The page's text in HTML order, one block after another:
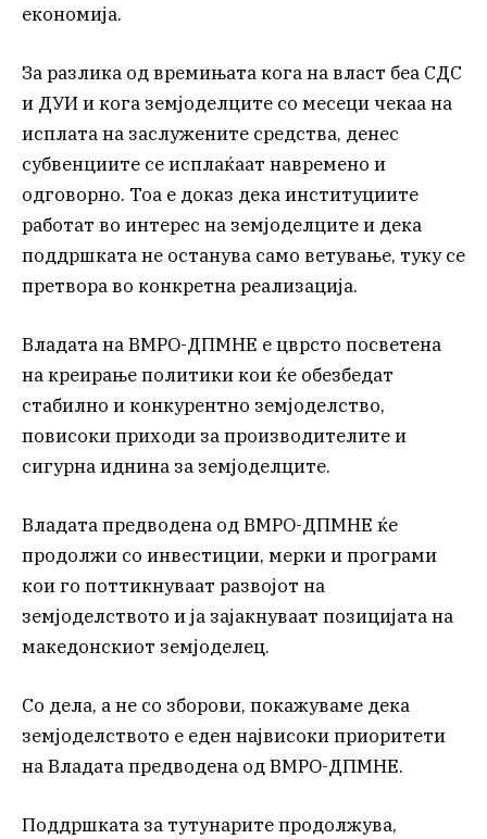
економија.
За разлика од времињата кога на власт беа СДС
и ДУИ и кога земјоделците со месеци чекаа на
исплата на заслужените средства, денес
субвенциите се исплаќаат навремено и
одговорно. Тоа е доказ дека институциите
работат во интерес на земјоделците и дека
поддршката не останува само ветување, туку се
претвора во конкретна реализација.
Владата на ВМРО-ДПМНЕ е цврсто посветена
на креирање политики кои ќе обезбедат
стабилно и конкурентно земјоделство,
повисоки приходи за производителите и
сигурна иднина за земјоделците.
Владата предводена од ВМРО-ДПМНЕ ќе
продолжи со инвестиции, мерки и програми
кои го поттикнуваат развојот на
земјоделството и ја зајакнуваат позицијата на
македонскиот земјоделец.
Со дела, а не со зборови, покажуваме дека
земјоделството е еден највисоки приоритети
на Владата предводена од ВМРО-ДПМНЕ.
Поддршката за тутунарите продолжува,